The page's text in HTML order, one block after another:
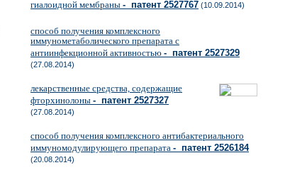
гиалоидной мембраны - патент 2527767 (10.09.2014)
способ получения комплексного
иммунометаболического препарата с
антиинфекционной активностью - патент 2527329
(27.08.2014)
лекарственные средства, содержащие
фторхинолоны - патент 2527327
(27.08.2014)
способ получения комплексного антибактериального
иммуномодулирующего препарата - патент 2526184
(20.08.2014)